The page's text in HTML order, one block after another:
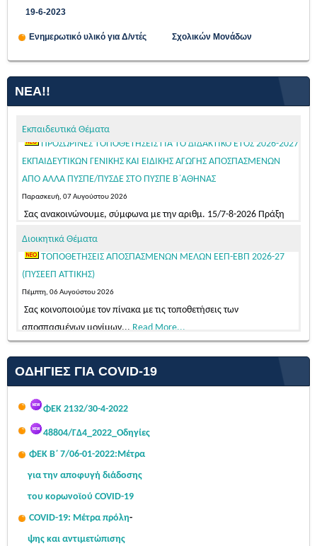
19-6-2023
Ενημερωτικό υλικό για Δ/ντές Σχολικών Μονάδων
ΝΈΑ!!
Εκπαιδευτικά Θέματα
ΕΚΠΑΙΔΕΥΤΙΚΩΝ ΓΕΝΙΚΗΣ ΚΑΙ ΕΙΔΙΚΗΣ ΑΓΩΓΗΣ ΑΠΟΣΠΑΣΜΕΝΩΝ
ΑΠΟ ΑΛΛΑ ΠΥΣΠΕ/ΠΥΣΔΕ ΣΤΟ ΠΥΣΠΕ Β΄ΑΘΗΝΑΣ
Παρασκευή, 07 Αυγούστου 2026
Σας ανακοινώνουμε, σύμφωνα με την αριθμ. 15/7-8-2026 Πράξη
του Π.Υ.Σ.Π.Ε. Β΄ Αθήνας,...Read More...
Προθεσμία υποβολής αιτήσεων υποψήφιων μελών ΕΕΠ-ΕΒΠ
για μόνιμο διορισμό σε κενές οργανικές θέσεις στην Ειδική Αγωγή και
Εκπαίδευση, σε εφαρμογή των διατάξεων της παρ. 3 του άρθρου 62
ΑΣΕΠ/04-08-2026 – ΑΔΑ: Ψ58446ΝΚΠΔ-03Π)...
Διοικητικά Θέματα
ΤΟΠΟΘΕΤΗΣΕΙΣ ΑΠΟΣΠΑΣΜΕΝΩΝ ΜΕΛΩΝ ΕΕΠ-ΕΒΠ 2026-27
(ΠΥΣΕΕΠ ΑΤΤΙΚΗΣ)
Πέμπτη, 06 Αυγούστου 2026
Σας κοινοποιούμε τον πίνακα με τις τοποθετήσεις των
αποσπασμένων μονίμων...Read More...
ΟΔΗΓΊΕΣ ΓΙΑ COVID-19
ΦΕΚ 2132/30-4-2022
48804/ΓΔ4_2022_Οδηγίες
ΦΕΚ Β΄ 7/06-01-2022:Μέτρα
για την αποφυγή διάδοσης
του κορωνοϊού COVID-19
COVID-19: Μέτρα πρόλη-
ψης και αντιμετώπισης